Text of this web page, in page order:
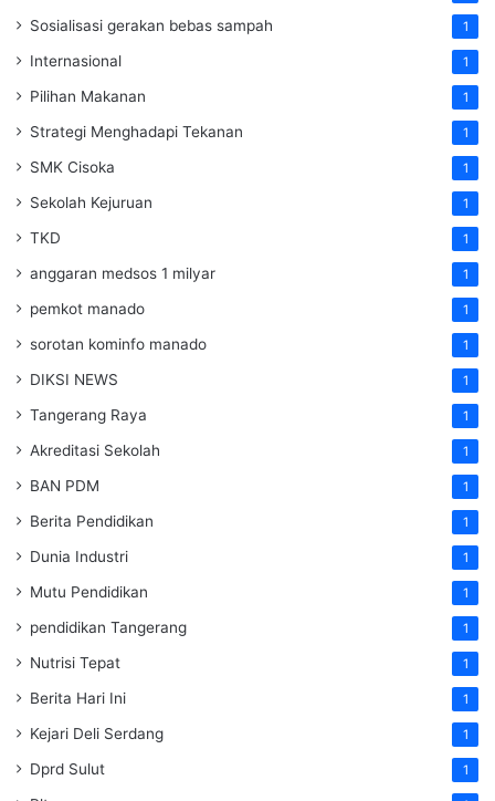
Sosialisasi gerakan bebas sampah 1
Internasional 1
Pilihan Makanan 1
Strategi Menghadapi Tekanan 1
SMK Cisoka 1
Sekolah Kejuruan 1
TKD 1
anggaran medsos 1 milyar 1
pemkot manado 1
sorotan kominfo manado 1
DIKSI NEWS 1
Tangerang Raya 1
Akreditasi Sekolah 1
BAN PDM 1
Berita Pendidikan 1
Dunia Industri 1
Mutu Pendidikan 1
pendidikan Tangerang 1
Nutrisi Tepat 1
Berita Hari Ini 1
Kejari Deli Serdang 1
Dprd Sulut 1